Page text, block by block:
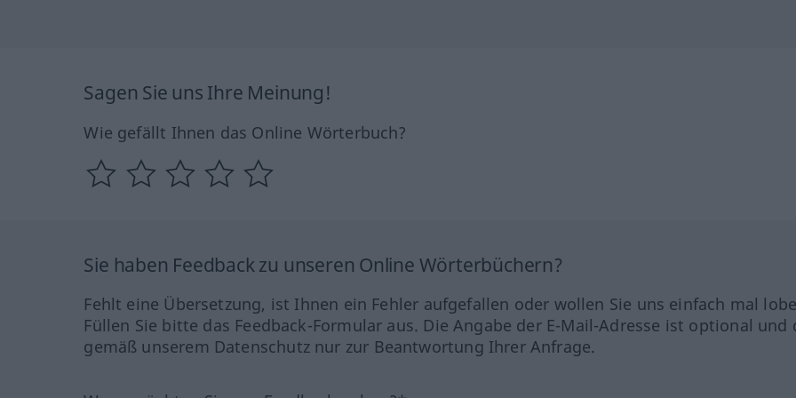
Sagen Sie uns Ihre Meinung!
Wie gefällt Ihnen das Online Wörterbuch?
Sie haben Feedback zu unseren Online Wörterbüchern?
Fehlt eine Übersetzung, ist Ihnen ein Fehler aufgefallen oder wollen Sie uns einfach mal
Füllen Sie bitte das Feedback-Formular aus. Die Angabe der E-Mail-Adresse ist optional und
gemäß unserem Datenschutz nur zur Beantwortung Ihrer Anfrage.